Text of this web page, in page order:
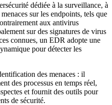
dédiée à la surveillance, à
sur les endpoints, tels que
aux antivirus
sur des signatures de virus
connues, un EDR adopte une
pour détecter les
des menaces : il
des processus en temps réel,
et fournit des outils pour
de sécurité.